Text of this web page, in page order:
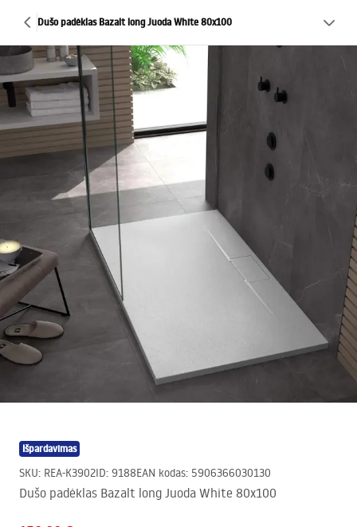
Dušo padėklas Bazalt long Juoda White 80x100
Išpardavimas
SKU: REA-K3902ID: 9188EAN kodas: 5906366030130
Dušo padėklas Bazalt long Juoda White 80x100